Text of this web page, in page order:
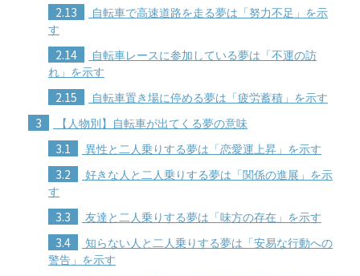
2.13
自転車で高速道路を走る夢は「努力不足」を示
す
2.14
自転車レースに参加している夢は「不運の訪
れ」を示す
2.15 自転車置き場に停める夢は「疲労蓄積」を示す
3 【人物別】自転車が出てくる夢の意味
3.1 異性と二人乗りする夢は「恋愛運上昇」を示す
3.2
好きな人と二人乗りする夢は「関係の進展」を示
す
3.3 友達と二人乗りする夢は「味方の存在」を示す
3.4
知らない人と二人乗りする夢は「安易な行動への
警告」を示す